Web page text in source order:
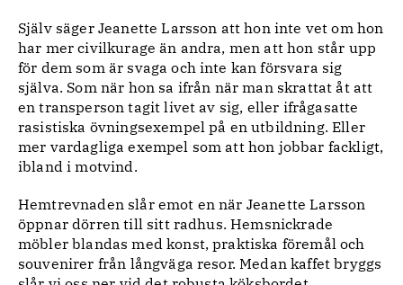
Själv säger Jeanette Larsson att hon inte vet om hon
har mer civilkurage än andra, men att hon står upp
för dem som är svaga och inte kan försvara sig
själva. Som när hon sa ifrån när man skrattat åt att
en transperson tagit livet av sig, eller ifrågasatte
rasistiska övningsexempel på en utbildning. Eller
mer vardagliga exempel som att hon jobbar fackligt,
ibland i motvind.
Hemtrevnaden slår emot en när Jeanette Larsson
öppnar dörren till sitt radhus. Hemsnickrade
möbler blandas med konst, praktiska föremål och
souvenirer från långväga resor. Medan kaffet bryggs